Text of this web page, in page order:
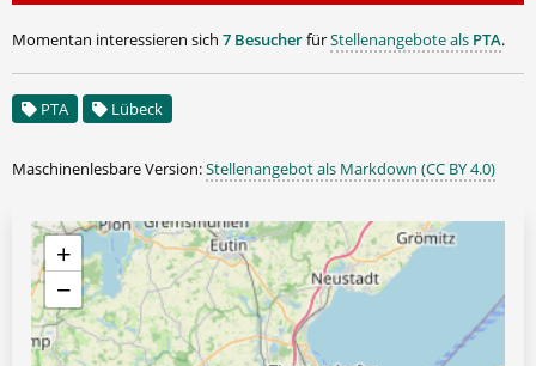
Momentan interessieren sich 7 BesucherfürStellenangebote als PTA.
PTA Lübeck
Maschinenlesbare Version:Stellenangebot als Markdown (CC BY 4.0)
+
−